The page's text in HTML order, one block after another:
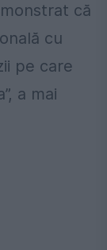
că
cu
pe care
a mai